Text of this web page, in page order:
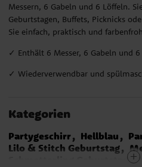
Messern, 6 Gabeln und 6 Löffeln.
Geburtstagen, Buffets, Picknicks
Sie einfach, praktisch und
✓ Enthält 6 Messer, 6 Gabeln und
✓ Wiederverwendbar und
Kategorien
Partygeschirr Hellblau
Lilo & Stitch Geburtstag
Schmetterling Geburtstag